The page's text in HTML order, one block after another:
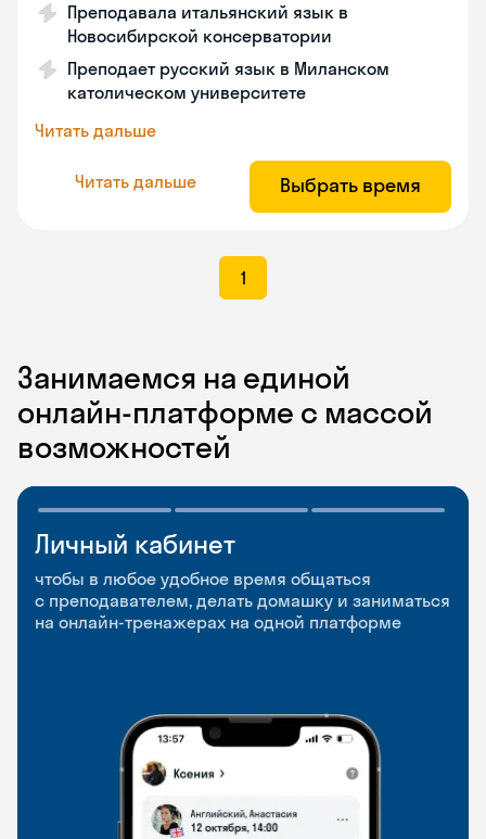
Преподавала итальянский язык в
Новосибирской консерватории
Преподает русский язык в Миланском
католическом университете
Читать дальше
Читать дальше Выбрать время
1
Занимаемся на единой
онлайн-платформе с массой
возможностей
Личный кабинет
чтобы в любое удобное время общаться
с преподавателем, делать домашку и заниматься
на онлайн-тренажерах на одной платформе
Мобильное
приложение
чтобы заниматься и изучать новые слова где
и когда удобно
Разговорные клубы
и Talks
Групповые занятия для разговорной практики
и индивидуальные встречи с преподавателями